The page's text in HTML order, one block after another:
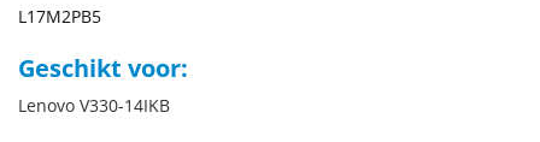
L17M2PB5
Geschikt voor:
Lenovo V330-14IKB